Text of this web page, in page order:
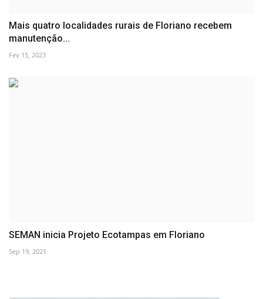
Mais quatro localidades rurais de Floriano recebem
manutenção...
Fev 15, 2023
SEMAN inicia Projeto Ecotampas em Floriano
Sep 19, 2021